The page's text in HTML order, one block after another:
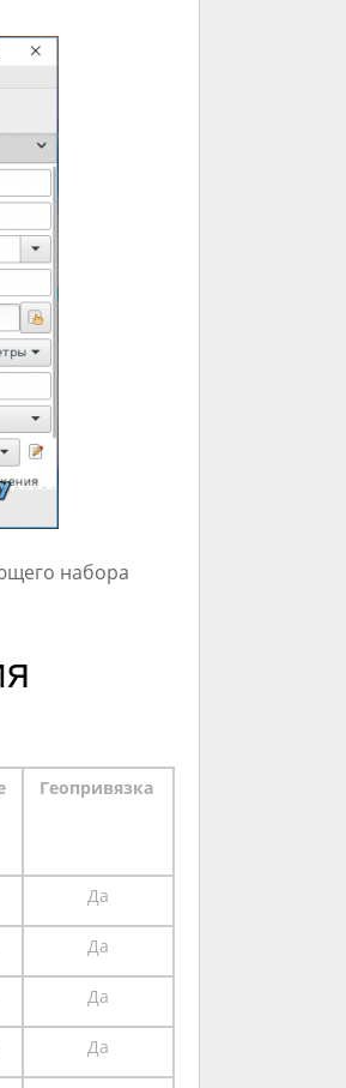
набора
Геопривязка
Да
Да
Да
Да